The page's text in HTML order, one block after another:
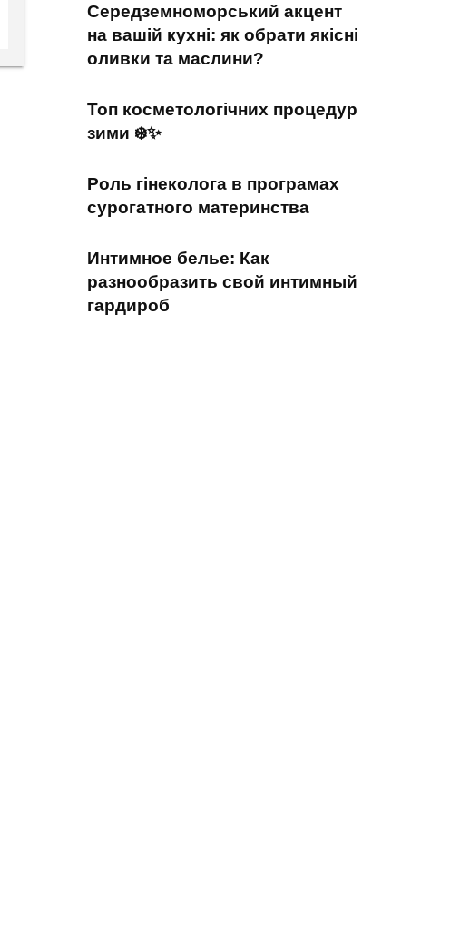
Середземноморський акцент
на вашій кухні: як обрати якісні
оливки та маслини?
Топ косметологічних процедур
зими ❄️✨
Роль гінеколога в програмах
сурогатного материнства
Интимное белье: Как
разнообразить свой интимный
гардироб